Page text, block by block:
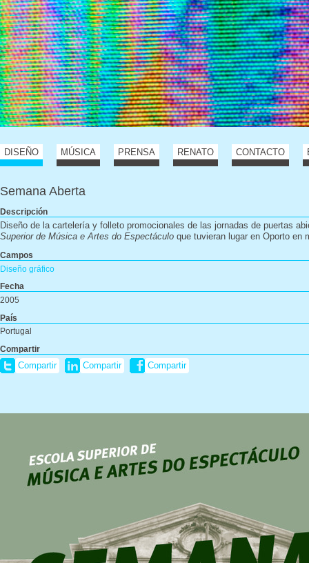
DISEÑO MÚSICA PRENSA RENATO CONTACTO
Semana Aberta
Descripción
Diseño de la cartelería y folleto promocionales de las jornadas de puertas
Superior de Música e Artes do Espectáculo que tuvieran lugar en Oporto en
Campos
Diseño gráfico
Fecha
2005
País
Portugal
Compartir
Compartir Compartir Compartir